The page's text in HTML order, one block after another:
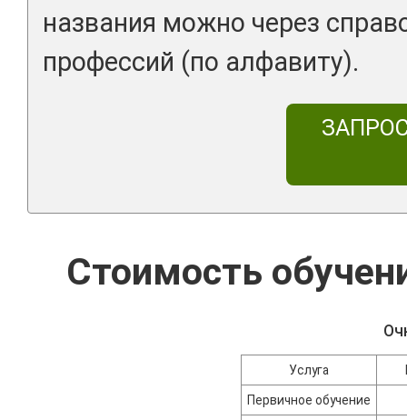
названия можно через
профессий (по алфавиту).
Стоимость
Услуга
Первичное обучение